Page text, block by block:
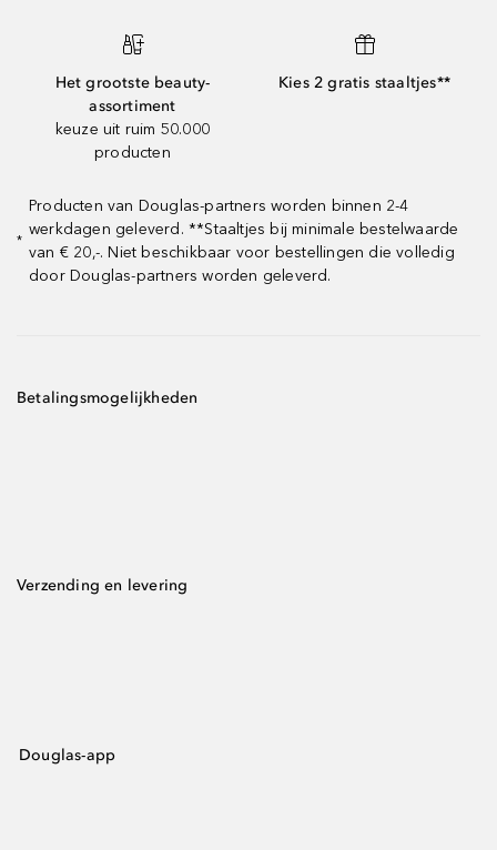
Het grootste beauty-
assortiment
keuze uit ruim 50.000
producten
Kies 2 gratis staaltjes**
*
Producten van Douglas-partners worden binnen 2-4
werkdagen geleverd. **Staaltjes bij minimale bestelwaarde
van € 20,-. Niet beschikbaar voor bestellingen die volledig
door Douglas-partners worden geleverd.
Betalingsmogelijkheden
Verzending en levering
Douglas-app